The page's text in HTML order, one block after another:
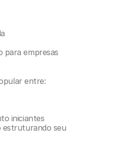
para empresas
entre:
iniciantes
estruturando seu